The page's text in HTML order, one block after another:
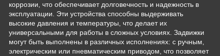
коррозии, что обеспечивает долговечность и надежность в
эксплуатации. Эти устройства способны выдерживать
высокие давления и температуры, что делает их
универсальными для работы в сложных условиях. Задвижки
могут быть выполнены в различных исполнениях: с ручным,
электрическим или пневматическим приводом, что позволяет